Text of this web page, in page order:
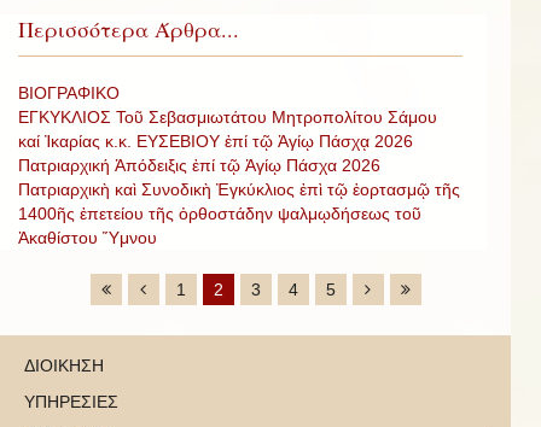
Περισσότερα Άρθρα...
ΒΙΟΓΡΑΦΙΚΟ
ΕΓΚΥΚΛΙΟΣ Τοῦ Σεβασμιωτάτου Μητροπολίτου Σάμου
καί Ἰκαρίας κ.κ. ΕΥΣΕΒΙΟΥ ἐπί τῷ Ἁγίῳ Πάσχᾳ 2026
Πατριαρχική Ἀπόδειξις ἐπί τῷ Ἁγίῳ Πάσχα 2026
Πατριαρχικὴ καὶ Συνοδικὴ Ἐγκύκλιος ἐπὶ τῷ ἑορτασμῷ τῆς
1400ῆς ἐπετείου τῆς ὀρθοστάδην ψαλμῳδήσεως τοῦ
Ἀκαθίστου Ὕμνου
1 2 3 4 5
ΔΙΟΙΚΗΣΗ
ΥΠΗΡΕΣΙΕΣ